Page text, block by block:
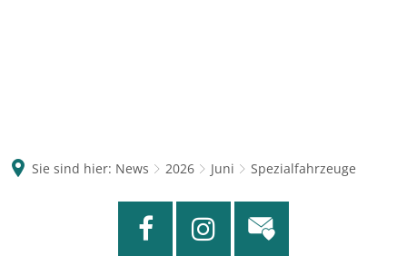
Sie sind hier: News 2026 Juni Spezialfahrzeuge